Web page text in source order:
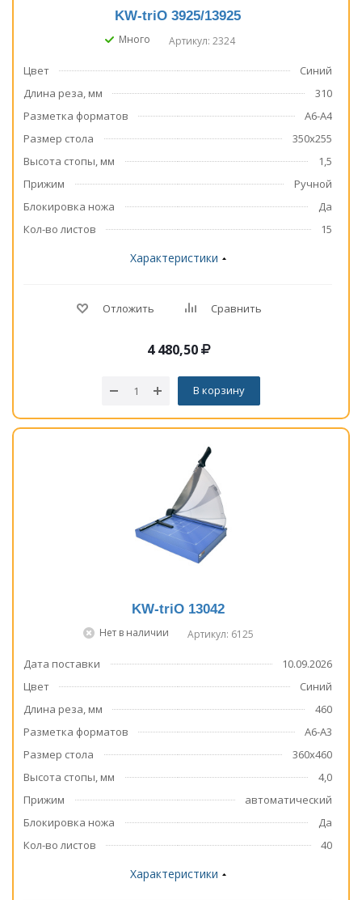
KW-triO 3925/13925
Много Артикул: 2324
Цвет
Синий
Длина реза, мм
310
Разметка форматов
А6-А4
Размер стола
350x255
Высота стопы, мм
1,5
Прижим
Ручной
Блокировка ножа
Да
Кол-во листов
15
Характеристики
Отложить Сравнить
4 480,50
В корзину
KW-triO 13042
Нет в наличии Артикул: 6125
Дата поставки
10.09.2026
Цвет
Синий
Длина реза, мм
460
Разметка форматов
А6-А3
Размер стола
360х460
Высота стопы, мм
4,0
Прижим
автоматический
Блокировка ножа
Да
Кол-во листов
40
Характеристики